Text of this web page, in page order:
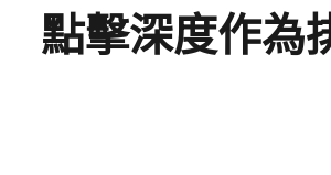
點擊深度作為